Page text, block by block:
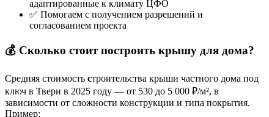
адаптированные к климату ЦФО
✅ Помогаем с получением разрешений и
согласованием проекта
💰 Сколько стоит построить крышу для дома?
Средняя стоимость строительства крыши частного дома под
ключ в Твери в 2025 году — от 530 до 5 000 ₽/м², в
зависимости от сложности конструкции и типа покрытия.
Пример: